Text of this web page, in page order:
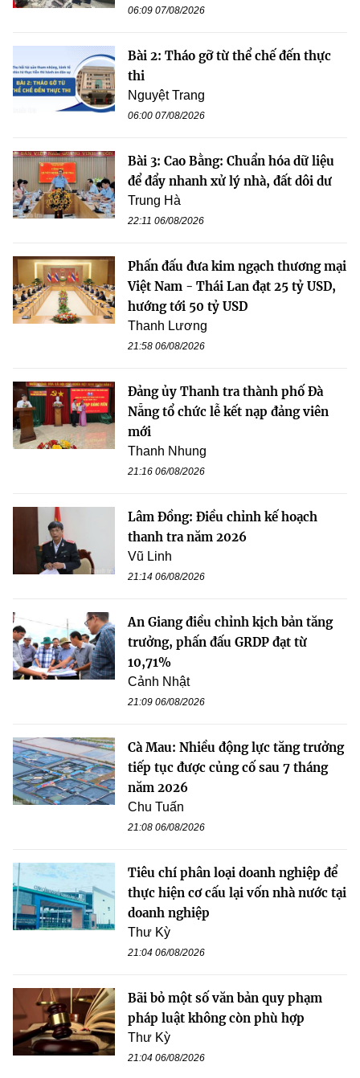
06:09 07/08/2026
Bài 2: Tháo gỡ từ thể chế đến thực
thi
Nguyệt Trang
06:00 07/08/2026
Bài 3: Cao Bằng: Chuẩn hóa dữ liệu
để đẩy nhanh xử lý nhà, đất dôi dư
Trung Hà
22:11 06/08/2026
Phấn đấu đưa kim ngạch thương mại
Việt Nam - Thái Lan đạt 25 tỷ USD,
hướng tới 50 tỷ USD
Thanh Lương
21:58 06/08/2026
Đảng ủy Thanh tra thành phố Đà
Nẵng tổ chức lễ kết nạp đảng viên
mới
Thanh Nhung
21:16 06/08/2026
Lâm Đồng: Điều chỉnh kế hoạch
thanh tra năm 2026
Vũ Linh
21:14 06/08/2026
An Giang điều chỉnh kịch bản tăng
trưởng, phấn đấu GRDP đạt từ
10,71%
Cảnh Nhật
21:09 06/08/2026
Cà Mau: Nhiều động lực tăng trưởng
tiếp tục được củng cố sau 7 tháng
năm 2026
Chu Tuấn
21:08 06/08/2026
Tiêu chí phân loại doanh nghiệp để
thực hiện cơ cấu lại vốn nhà nước tại
doanh nghiệp
Thư Kỳ
21:04 06/08/2026
Bãi bỏ một số văn bản quy phạm
pháp luật không còn phù hợp
Thư Kỳ
21:04 06/08/2026